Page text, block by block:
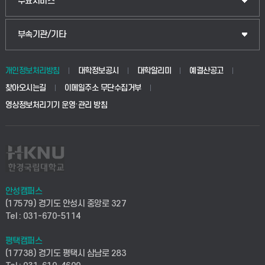
생명공학부
사회안전시스템공학부
컴퓨터응용수학부
ICT로봇기계공학부
공공정책대학원
교육대학원
웹메일
학사시스템(전문학사 및 전공심화)
사이버캠퍼스(전문학사 및 전공심화)
시설바로처리서비스
연구실안전관리시스템
산학연구관리시스템
부속기관/기타
중앙도서관
학생생활관(안성)
산학협력단
취업지원센터
창업지원센터
현장실습지원센터
개인정보처리방침 대학정보공시 대학알리미
예결산공고
찾아오시는길
이메일주소 무단수집거부
영상정보처리기기 운영·관리 방침
안성캠퍼스
(17579) 경기도 안성시 중앙로 327
Tel : 031-670-5114
평택캠퍼스
(17738) 경기도 평택시 삼남로 283